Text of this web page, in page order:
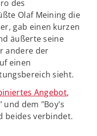
des
Olaf Meining die
gab einen kurzen
äußerte seine
andere der
einen
sieht.
Angebot,
und dem "Boy's
beides verbindet.